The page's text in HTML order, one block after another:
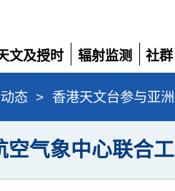
文及授时
辐射监测
展
开
社群
展
开
态 > 香港天文台参与亚
气象中心联合